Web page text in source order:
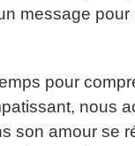
message
pour
nous
son amour se